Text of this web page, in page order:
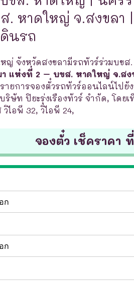
. หาดใหญ่ จ.สงขลา
ดินรถ
ญ่ จังหวัดสงขลามีรถทัวร์ร่วมบขส.
แห่งที่ 2 – บขส. หาดใหญ่ จ.สง
ายการจองตั๋วรถทัวร์ออนไลน์ไปยั
ษัท ปิยะรุ่งเรืองทัวร์ จำกัด, โดยเ
ไอพี 32, วิไอพี 24,
จองตั๋ว เช็คราคา